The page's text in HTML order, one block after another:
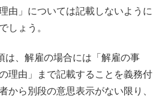
由」については記載しないように
しょう。
は、解雇の場合には「解雇の事
理由」まで記載することを義務付
から別段の意思表示がない限り、